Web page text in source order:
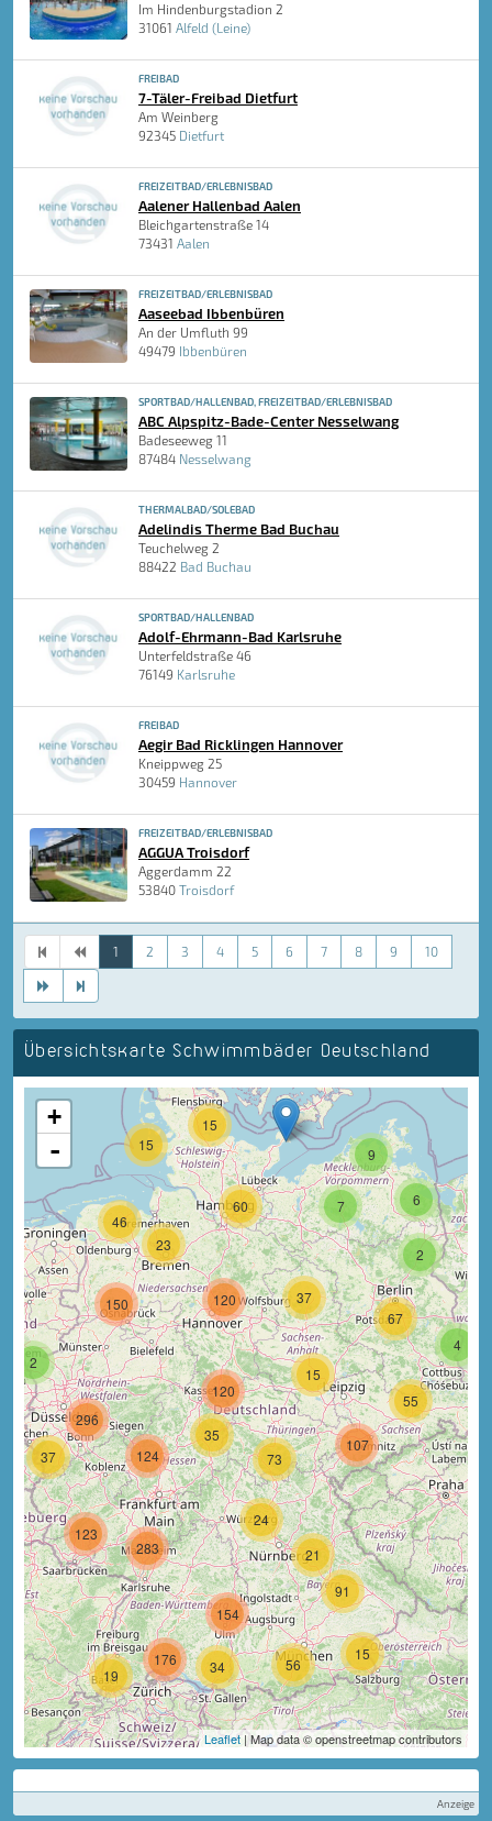
Im Hindenburgstadion 2
31061 Alfeld (Leine)
FREIBAD
7-Täler-Freibad Dietfurt
Am Weinberg
92345 Dietfurt
FREIZEITBAD/ERLEBNISBAD
Aalener Hallenbad Aalen
Bleichgartenstraße 14
73431 Aalen
FREIZEITBAD/ERLEBNISBAD
Aaseebad Ibbenbüren
An der Umfluth 99
49479 Ibbenbüren
SPORTBAD/HALLENBAD, FREIZEITBAD/ERLEBNISBAD
ABC Alpspitz-Bade-Center Nesselwang
Badeseeweg 11
87484 Nesselwang
THERMALBAD/SOLEBAD
Adelindis Therme Bad Buchau
Teuchelweg 2
88422 Bad Buchau
SPORTBAD/HALLENBAD
Adolf-Ehrmann-Bad Karlsruhe
Unterfeldstraße 46
76149 Karlsruhe
FREIBAD
Aegir Bad Ricklingen Hannover
Kneippweg 25
30459 Hannover
FREIZEITBAD/ERLEBNISBAD
AGGUA Troisdorf
Aggerdamm 22
53840 Troisdorf
1 2 3 4 5 6 7 8 9 10
Übersichtskarte Schwimmbäder Deutschland
4
23
46
6
7
9
35
120
2
120
37
67
21
15
73
55
107
15
15
60
37
19
176 15
34
91
56
2
150
296
24
124
123
154
283
+
-
Leaflet | Map data © openstreetmap contributors
Anzeige